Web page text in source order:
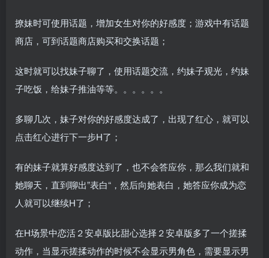
撩妹时可使用话题，增加女生对你的好感度；游戏中有话题
商店，可到话题商店购买和交换话题；
这时就可以找妹子聊了，使用话题交流，约妹子观光，约妹
子吃饭，给妹子推油等等。。。。。。
多聊几次，妹子对你的好感度达成了，出现了红心，就可以
点击红心进行下一步H了；
有的妹子就算好感度达到了，也不会答应你，那么我们就和
她聊天，直到聊出”表白“，然后向她表白，她答应你成为恋
人就可以继续H了；
在H场景中恋活２安卓版比甜心选择２安卓版多了一个搓揉
动作，当显示搓揉动作的时候不会显示男角色，需要显示男